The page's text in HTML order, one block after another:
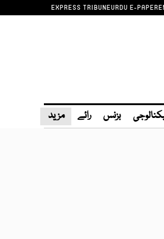
EXPRESS TRIBUNEURDU E-PAPER
بزنس رائے مزید